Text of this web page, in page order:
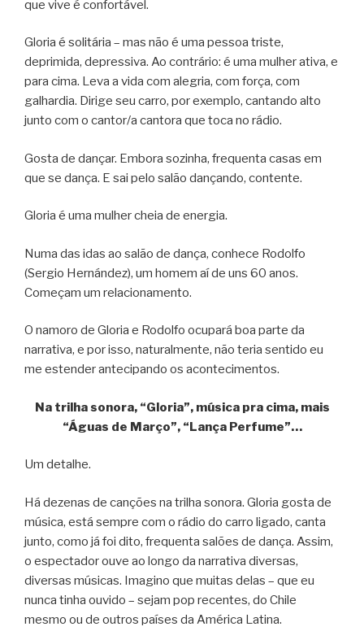
que vive é confortável.
Gloria é solitária – mas não é uma pessoa triste,
deprimida, depressiva. Ao contrário: é uma mulher ativa, e
para cima. Leva a vida com alegria, com força, com
galhardia. Dirige seu carro, por exemplo, cantando alto
junto com o cantor/a cantora que toca no rádio.
Gosta de dançar. Embora sozinha, frequenta casas em
que se dança. E sai pelo salão dançando, contente.
Gloria é uma mulher cheia de energia.
Numa das idas ao salão de dança, conhece Rodolfo
(Sergio Hernández), um homem aí de uns 60 anos.
Começam um relacionamento.
O namoro de Gloria e Rodolfo ocupará boa parte da
narrativa, e por isso, naturalmente, não teria sentido eu
me estender antecipando os acontecimentos.
Na trilha sonora, “Gloria”, música pra cima, mais
“Águas de Março”, “Lança Perfume”…
Um detalhe.
Há dezenas de canções na trilha sonora. Gloria gosta de
música, está sempre com o rádio do carro ligado, canta
junto, como já foi dito, frequenta salões de dança. Assim,
o espectador ouve ao longo da narrativa diversas,
diversas músicas. Imagino que muitas delas – que eu
nunca tinha ouvido – sejam pop recentes, do Chile
mesmo ou de outros países da América Latina.